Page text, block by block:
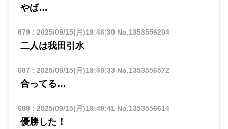
やば…
679: 2025/09/15(月)19:48:30 No.1353556204
二人は我田引水
687 : 2025/09/15(月)19:49:33 No.1353556572
合ってる…
689: 2025/09/15(月)19:49:41 No.1353556614
優勝した！